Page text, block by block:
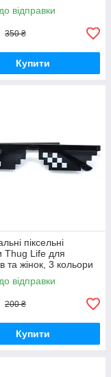
відправки
350 ₴
Купити
піксельні
Thug Life для
та жінок, 3 кольори
відправки
200 ₴
Купити